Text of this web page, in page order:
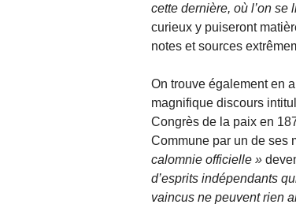
cette dernière, où l’on se
curieux y puiseront
notes et sources
On trouve également en
magnifique discours
Congrès de la paix en
Commune par un de ses
calomnie officielle
d’esprits indépendants
vaincus ne peuvent rien